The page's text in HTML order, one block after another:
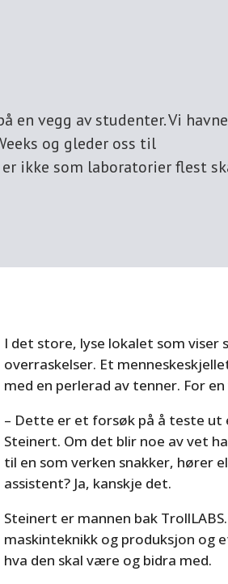
en vegg av studenter. Vi
og gleder oss til
ikke som laboratorier flest
I det store, lyse lokalet som
overraskelser. Et
med en perlerad av tenner. For
– Dette er et forsøk på å teste
Steinert. Om det blir noe av vet
til en som verken snakker, hører
assistent? Ja, kanskje det.
Steinert er mannen bak
maskinteknikk og produksjon og
hva den skal være og bidra med.